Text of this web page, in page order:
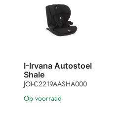
I-Irvana Autostoel
Shale
JOI-C2219AASHA000
Op voorraad